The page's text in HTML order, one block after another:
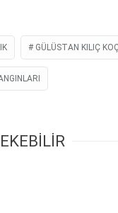
GÜLÜSTAN KILIÇ